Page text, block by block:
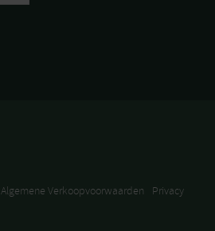
Algemene Verkoopvoorwaarden
Privacy